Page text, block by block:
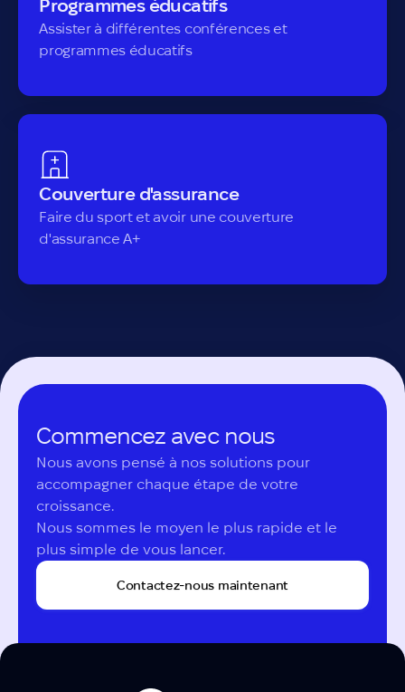
Programmes éducatifs
Assister à différentes conférences et
programmes éducatifs
Couverture d'assurance
Faire du sport et avoir une couverture
d'assurance A+
Commencez avec nous
Nous avons pensé à nos solutions pour
accompagner chaque étape de votre
croissance.
Nous sommes le moyen le plus rapide et le
plus simple de vous lancer.
Contactez-nous maintenant